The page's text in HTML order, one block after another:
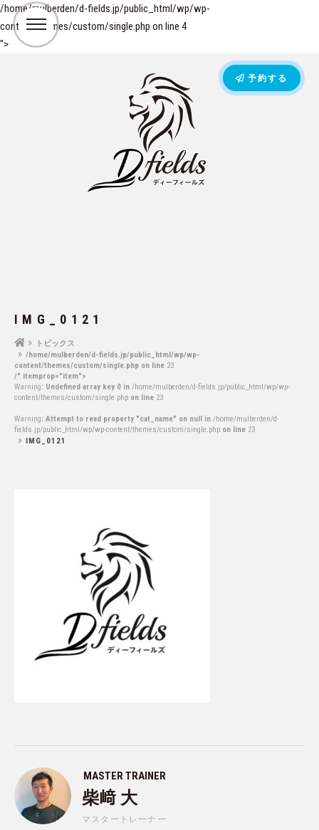
/home/mulberden/d-fields.jp/public_html/wp/wp-
content/themes/custom/single.php on line 4
">
予約する
IMG_0121
トピックス
/home/mulberden/d-fields.jp/public_html/wp/wp-
content/themes/custom/single.php on line 23
/" itemprop="item">
Warning: Undefined array key 0 in /home/mulberden/d-fields.jp/public_html/wp/wp-
content/themes/custom/single.php on line 23
Warning: Attempt to read property "cat_name" on null in /home/mulberden/d-
fields.jp/public_html/wp/wp-content/themes/custom/single.php on line 23
IMG_0121
MASTER TRAINER
柴﨑 大
マスタートレーナー